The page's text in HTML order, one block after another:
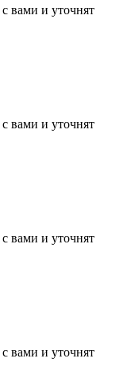
вами и уточнят
вами и уточнят
вами и уточнят
вами и уточнят